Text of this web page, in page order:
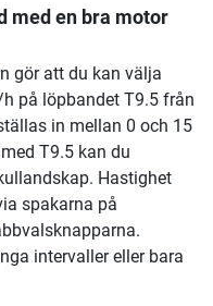
med en bra motor
gör att du kan välja
på löpbandet T9.5 från
in mellan 0 och 15
T9.5 kan du
Hastighet
spakarna på
intervaller eller bara